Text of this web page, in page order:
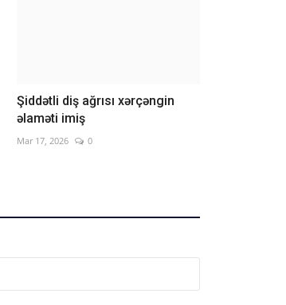
Şiddətli diş ağrısı xərçəngin
əlaməti imiş
Mar 17, 2026 0